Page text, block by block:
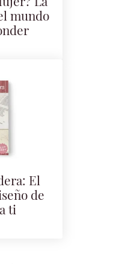
La
mundo
El
de
ti